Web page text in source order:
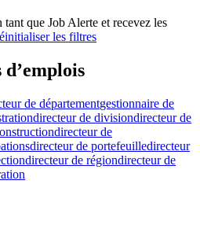
tant que Job Alerte et recevez les
les filtres
de départementgestionnaire de
directeur de divisiondirecteur de
directeur de
directeur de portefeuilledirecteur
directeur de régiondirecteur de